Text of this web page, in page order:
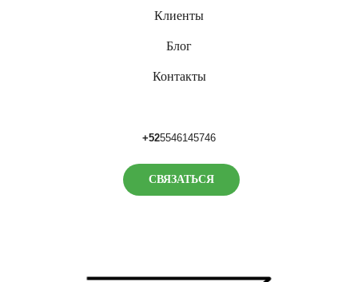
Клиенты
Блог
Контакты
+525546145746
СВЯЗАТЬСЯ